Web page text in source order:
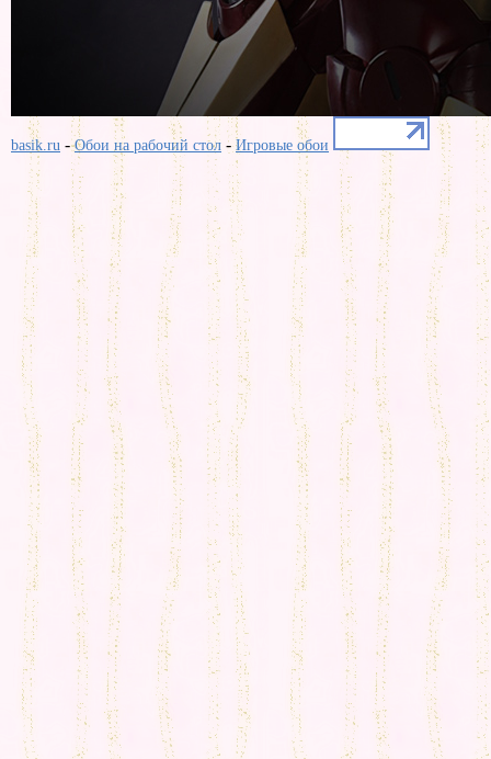
basik.ru -Обои на рабочий стол -Игровые обои